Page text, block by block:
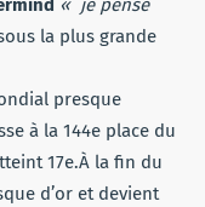
« je pense
la plus grande
presque
à la 144e place du
17e.À la fin du
d’or et devient